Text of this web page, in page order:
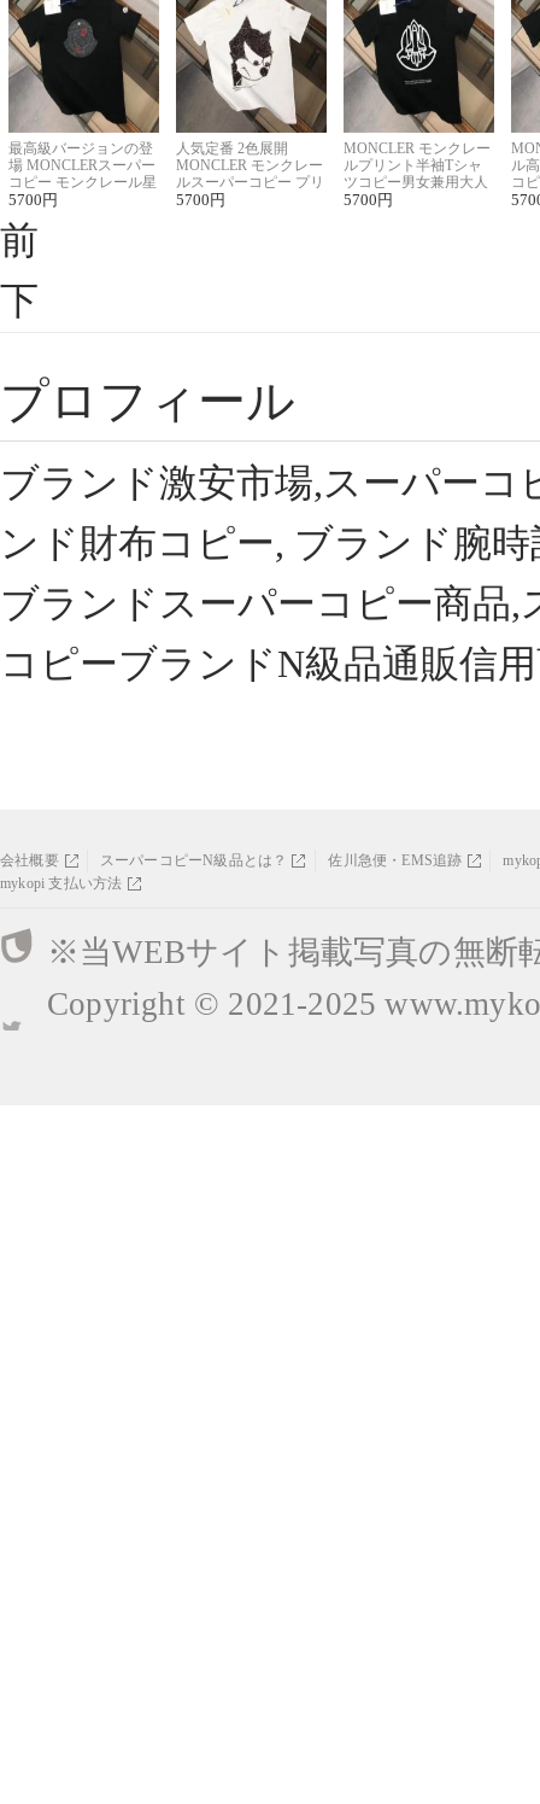
最高級バージョンの登
場 MONCLERスーパー
コピー モンクレール星
座半袖Tシャツ
5700 円
人気定番 2色展開
MONCLER モンクレー
ルスーパーコピー プリ
ント半袖Tシャツ
5700 円
MONCLER モンクレー
ルプリント半袖Tシャ
ツコピー男女兼用大人
可愛い春夏コーデ
5700 円
ル
コ
ィ
前
下
プロフィール
ブランド激安市場,スーパー
ンド財布コピー, ブランド腕
ブランドスーパーコピー商品
コピーブランドN級品通販信
会社概要 スーパーコピーN級品とは？ 佐川急便・EMS追跡
mykopi 支払い方法
※当WEBサイト掲載写真の無断
Copyright © 2021-2025